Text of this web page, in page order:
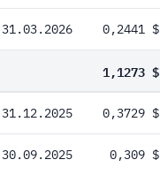
31.03.2026 0,2441 $
1,1273 $
31.12.2025 0,3729 $
30.09.2025 0,309 $